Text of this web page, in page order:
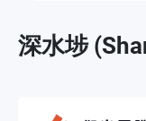
Service Partner
深水埗